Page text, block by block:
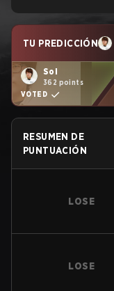
TU PREDICCIÓN
Sol
362 points
VOTED
RESUMEN DE
PUNTUACIÓN
LOSE
LOSE